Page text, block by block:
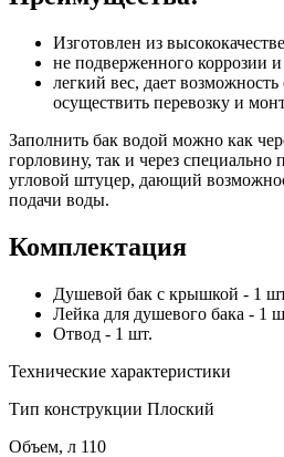
Изготовлен из
не подверженного коррозии
легкий вес, дает возможность
осуществить перевозку и
Заполнить бак водой можно как
горловину, так и через
угловой штуцер, дающий
подачи воды.
Комплектация
Душевой бак с крышкой - 1
Лейка для душевого бака - 1
Отвод - 1 шт.
Технические характеристики
Тип конструкции Плоский
Объем, л 110